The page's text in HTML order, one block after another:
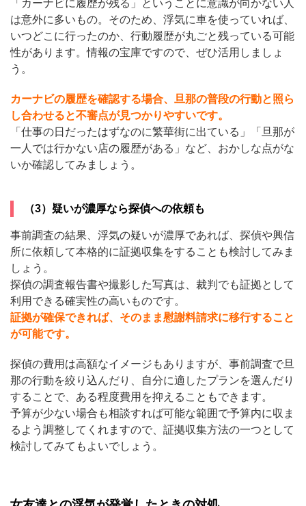
「カーナビに履歴が残る」ということに意識が向かない人
は意外に多いもの。そのため、浮気に車を使っていれば、
いつどこに行ったのか、行動履歴が丸ごと残っている可能
性があります。情報の宝庫ですので、ぜひ活用しましょ
う。
カーナビの履歴を確認する場合、旦那の普段の行動と照ら
し合わせると不審点が見つかりやすいです。
「仕事の日だったはずなのに繁華街に出ている」「旦那が
一人では行かない店の履歴がある」など、おかしな点がな
いか確認してみましょう。
（3）疑いが濃厚なら探偵への依頼も
事前調査の結果、浮気の疑いが濃厚であれば、探偵や興信
所に依頼して本格的に証拠収集をすることも検討してみま
しょう。
探偵の調査報告書や撮影した写真は、裁判でも証拠として
利用できる確実性の高いものです。
証拠が確保できれば、そのまま慰謝料請求に移行すること
が可能です。
探偵の費用は高額なイメージもありますが、事前調査で旦
那の行動を絞り込んだり、自分に適したプランを選んだり
することで、ある程度費用を抑えることもできます。
予算が少ない場合も相談すれば可能な範囲で予算内に収ま
るよう調整してくれますので、証拠収集方法の一つとして
検討してみてもよいでしょう。